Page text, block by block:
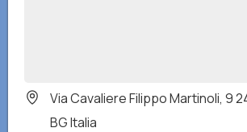
Via Cavaliere Filippo Martinoli, 9
BG Italia